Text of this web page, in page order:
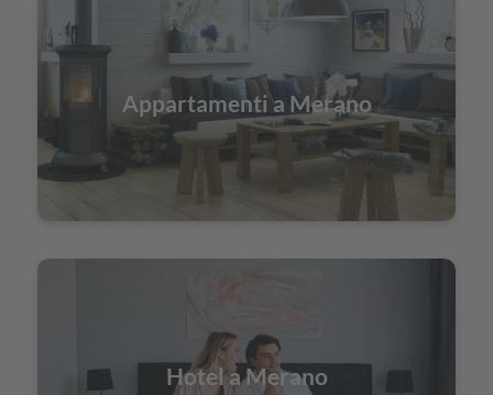
Appartamenti a Merano
Hotel a Merano